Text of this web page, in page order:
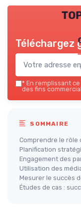
Téléchargez
* En remplissant
des fins
SOMMAIRE
Comprendre le rôle
Planification
Engagement des
Utilisation des
Mesurer le succès
Études de cas :